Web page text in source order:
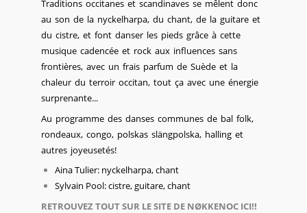
Traditions occitanes et scandinaves se mêlent donc
au son de la nyckelharpa, du chant, de la guitare et
du cistre, et font danser les pieds grâce à cette
musique cadencée et rock aux influences sans
frontières, avec un frais parfum de Suède et la
chaleur du terroir occitan, tout ça avec une énergie
surprenante...
Au programme des danses communes de bal folk,
rondeaux, congo, polskas slängpolska, halling et
autres joyeusetés!
Aina Tulier: nyckelharpa, chant
Sylvain Pool: cistre, guitare, chant
RETROUVEZ TOUT SUR LE SITE DE NØKKENOC ICI!!